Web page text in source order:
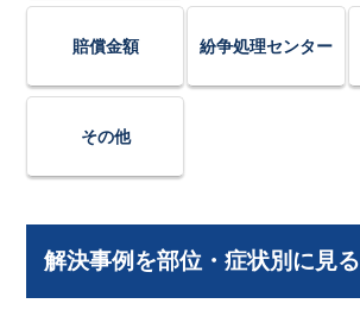
賠償金額 紛争処理センター
その他
解決事例を部位・症状別に見る